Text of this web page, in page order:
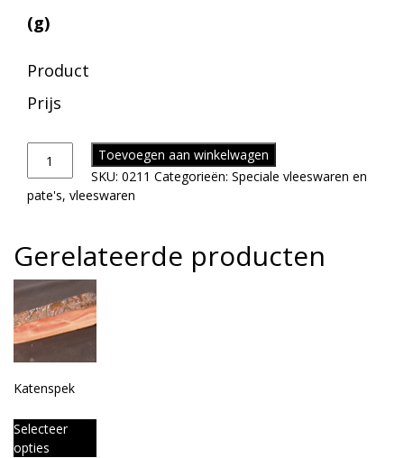
(g)
Product
Prijs
Toevoegen aan winkelwagen
SKU: 0211 Categorieën: Speciale vleeswaren en
pate's, vleeswaren
Gerelateerde producten
Katenspek
Selecteer
opties